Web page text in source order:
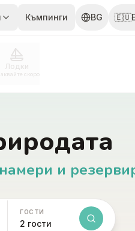
Къмпинги BG 🇪🇺
Лодки
скоро
и
ГОСТИ
2 гости